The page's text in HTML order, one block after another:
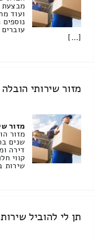
מבצעת
ועוד
[…]
מזור שירותי הובלה
מזור
שנים
דירה
קווי
שירות
תן לי להוביל